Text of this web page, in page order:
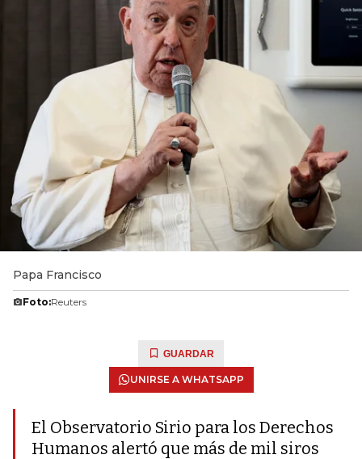
Papa Francisco
Foto:Reuters
GUARDAR
UNIRSE A WHATSAPP
El Observatorio Sirio para los Derechos
Humanos alertó que más de mil siros